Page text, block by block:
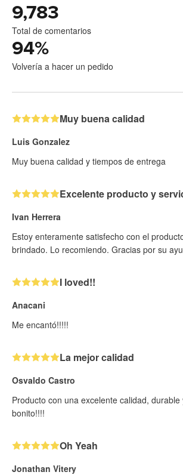
9,783
Total de comentarios
94%
Volvería a hacer un pedido
Muy buena calidad
Luis Gonzalez
Muy buena calidad y tiempos de entrega
Excelente producto y
Ivan Herrera
Estoy enteramente satisfecho con el
brindado. Lo recomiendo. Gracias por su
I loved!!
Anacani
Me encantó!!!!!
La mejor calidad
Osvaldo Castro
Producto con una excelente calidad,
bonito!!!!
Oh Yeah
Jonathan Vitery